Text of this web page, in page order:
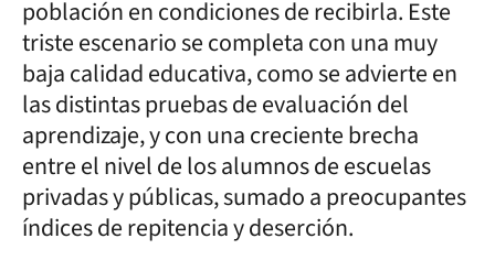
población en condiciones de recibirla. Este
triste escenario se completa con una muy
baja calidad educativa, como se advierte en
las distintas pruebas de evaluación del
aprendizaje, y con una creciente brecha
entre el nivel de los alumnos de escuelas
privadas y públicas, sumado a preocupantes
índices de repitencia y deserción.